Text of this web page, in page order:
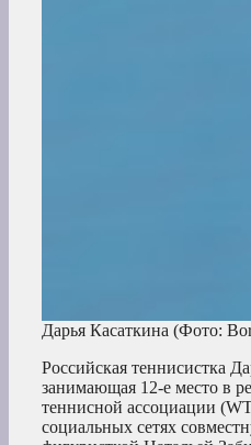
Дарья Касаткина (Фото:
Российская теннисистка
занимающая 12-е место в
теннисной ассоциации
социальных сетях